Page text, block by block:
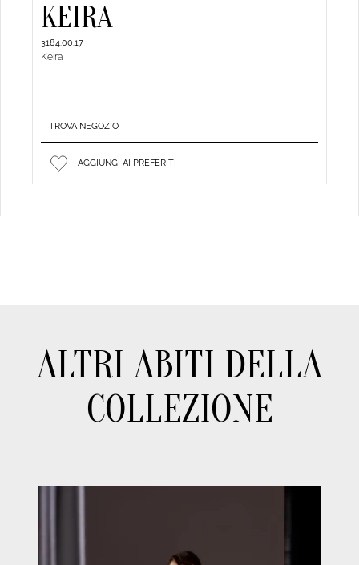
KEIRA
3184.00.17
Keira
TROVA NEGOZIO
AGGIUNGI AI PREFERITI
ALTRI ABITI DELLA
COLLEZIONE